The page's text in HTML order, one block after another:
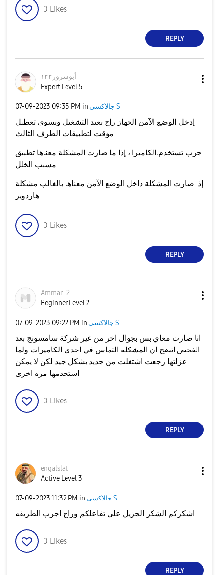
0 Likes
REPLY
أبوسرور١٢٢
Expert Level 5
‎07-09-2023 09:35 PM in جالاكسى S
إدخل الوضع الآمن الجهاز راح يعيد التشغيل ويسوي تعطيل
مؤقت لتطبيقات الطرف الثالث
جرب تستخدم.الكاميرا ، إذا ما صارت المشكلة معناها تطبيق
مسبب الخلل
إذا صارت المشكلة داخل الوضع الآمن معناها بالغالب مشكلة
0 Likes
REPLY
Ammar_2
Beginner Level 2
‎07-09-2023 09:22 PM in جالاكسى S
انا صارت معاي بس بجوال اخر من غير شركة سامسونج بعد
الفحص اتضح ان المشكله التماس في احدى الكاميرات ولما
عزلتها رجعت اشتغلت من جديد بشكل جيد لكن لا يمكن
استخدمها مره اخرى
0 Likes
REPLY
engalslat
Active Level 3
‎07-09-202311:32 PM in جالاكسى S
اشكركم الشكر الجزيل على تفاعلكم وراح اجرب الطريقه
0 Likes
REPLY